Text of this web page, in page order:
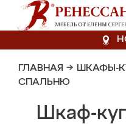
ГЛАВНАЯ → ШКАФЫ-
СПАЛЬНЮ
Шкаф-